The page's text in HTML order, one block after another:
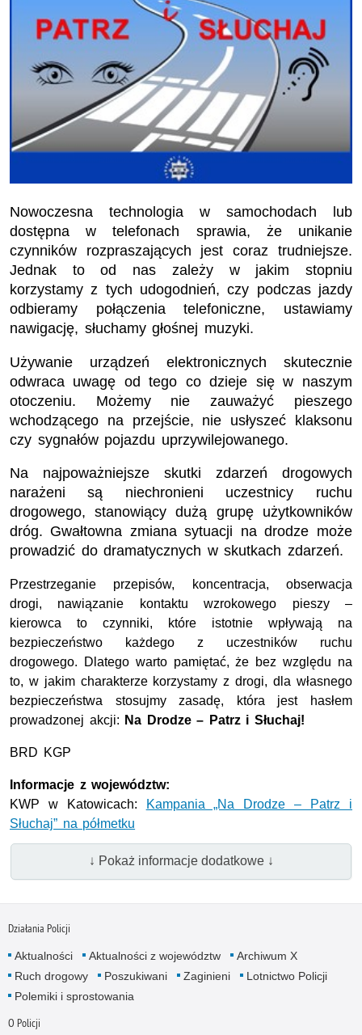
Nowoczesna technologia w samochodach lub
dostępna w telefonach sprawia, że unikanie
czynników rozpraszających jest coraz trudniejsze.
Jednak to od nas zależy w jakim stopniu
korzystamy z tych udogodnień, czy podczas jazdy
odbieramy połączenia telefoniczne, ustawiamy
nawigację, słuchamy głośnej muzyki.
Używanie urządzeń elektronicznych skutecznie
odwraca uwagę od tego co dzieje się w naszym
otoczeniu. Możemy nie zauważyć pieszego
wchodzącego na przejście, nie usłyszeć klaksonu
czy sygnałów pojazdu uprzywilejowanego.
Na najpoważniejsze skutki zdarzeń drogowych
narażeni są niechronieni uczestnicy ruchu
drogowego, stanowiący dużą grupę użytkowników
dróg. Gwałtowna zmiana sytuacji na drodze może
prowadzić do dramatycznych w skutkach zdarzeń.
Przestrzeganie przepisów, koncentracja, obserwacja
drogi, nawiązanie kontaktu wzrokowego pieszy –
kierowca to czynniki, które istotnie wpływają na
bezpieczeństwo każdego z uczestników ruchu
drogowego. Dlatego warto pamiętać, że bez względu na
to, w jakim charakterze korzystamy z drogi, dla własnego
bezpieczeństwa stosujmy zasadę, która jest hasłem
prowadzonej akcji: Na Drodze – Patrz i Słuchaj!
­­BRD KGP
Informacje z województw:
KWP w Katowicach:
Kampania „Na Drodze – Patrz i
Słuchaj” na półmetku
↓ Pokaż informacje dodatkowe ↓
Działania Policji
Aktualności Aktualności z województw
Archiwum X
Ruch drogowy
Poszukiwani Zaginieni
Lotnictwo Policji
Polemiki i sprostowania
O Policji